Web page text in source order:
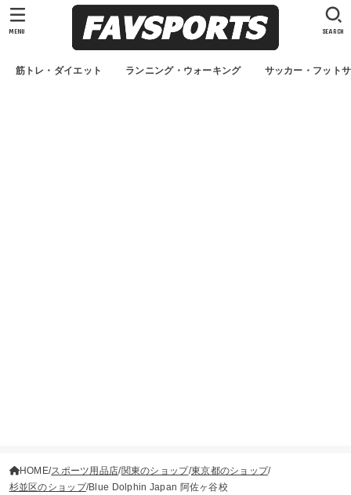
筋トレ・ダイエット ランニング・ウォーキング サッカー・フット
SEARCH
MENU
HOME スポーツ用品店 関東のショップ 東京都のショップ
杉並区のショップ Blue Dolphin Japan 阿佐ヶ谷校